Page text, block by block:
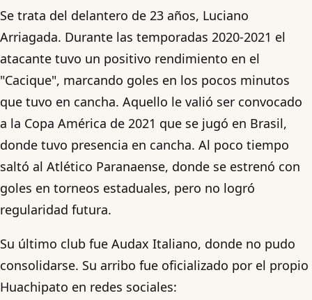
Se trata del delantero de 23 años, Luciano
Arriagada. Durante las temporadas 2020-2021 el
atacante tuvo un positivo rendimiento en el
"Cacique", marcando goles en los pocos minutos
que tuvo en cancha. Aquello le valió ser convocado
a la Copa América de 2021 que se jugó en Brasil,
donde tuvo presencia en cancha. Al poco tiempo
saltó al Atlético Paranaense, donde se estrenó con
goles en torneos estaduales, pero no logró
regularidad futura.
Su último club fue Audax Italiano, donde no pudo
consolidarse. Su arribo fue oficializado por el propio
Huachipato en redes sociales: